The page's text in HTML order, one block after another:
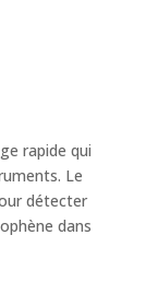
rapide qui
Le
détecter
dans